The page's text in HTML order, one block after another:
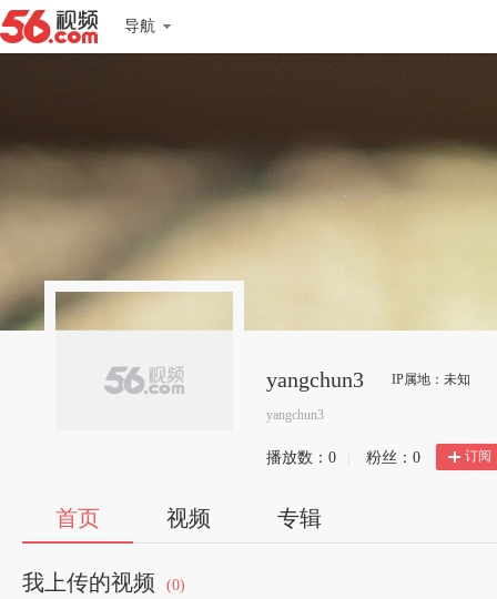
导航
yangchun3 IP属地：未知
yangchun3
播放数： 0 粉丝： 0 订阅
首页 视频 专辑
我上传的视频 (0)